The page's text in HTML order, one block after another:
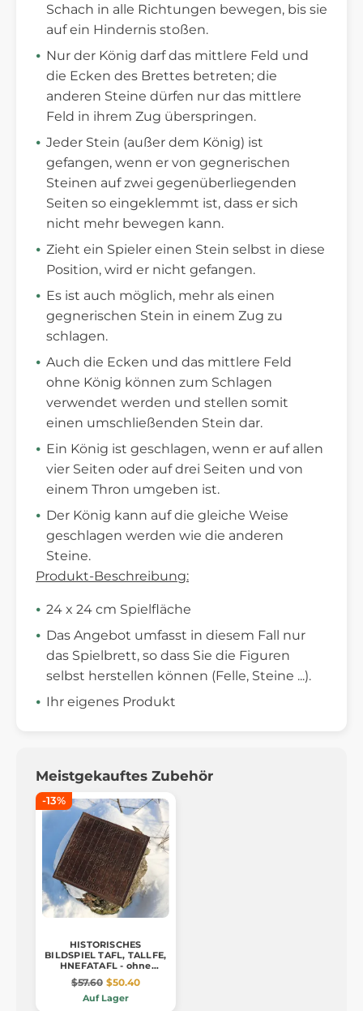
Schach in alle Richtungen bewegen, bis sie
auf ein Hindernis stoßen.
Nur der König darf das mittlere Feld und
die Ecken des Brettes betreten; die
anderen Steine dürfen nur das mittlere
Feld in ihrem Zug überspringen.
Jeder Stein (außer dem König) ist
gefangen, wenn er von gegnerischen
Steinen auf zwei gegenüberliegenden
Seiten so eingeklemmt ist, dass er sich
nicht mehr bewegen kann.
Zieht ein Spieler einen Stein selbst in diese
Position, wird er nicht gefangen.
Es ist auch möglich, mehr als einen
gegnerischen Stein in einem Zug zu
schlagen.
Auch die Ecken und das mittlere Feld
ohne König können zum Schlagen
verwendet werden und stellen somit
einen umschließenden Stein dar.
Ein König ist geschlagen, wenn er auf allen
vier Seiten oder auf drei Seiten und von
einem Thron umgeben ist.
Der König kann auf die gleiche Weise
geschlagen werden wie die anderen
Steine.
Produkt-Beschreibung:
24 x 24 cm Spielfläche
Das Angebot umfasst in diesem Fall nur
das Spielbrett, so dass Sie die Figuren
selbst herstellen können (Felle, Steine ...).
Ihr eigenes Produkt
Meistgekauftes Zubehör
-13%
HISTORISCHES
BILDSPIEL TAFL, TALLFE,
HNEFATAFL - ohne
Steine, Spielfläche
$57.60 $50.40
Auf Lager